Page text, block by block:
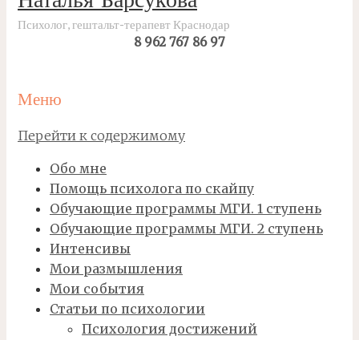
Психолог, гештальт-терапевт Краснодар
8 962 767 86 97
Меню
Перейти к содержимому
Обо мне
Помощь психолога по скайпу
Обучающие программы МГИ. 1 ступень
Обучающие программы МГИ. 2 ступень
Интенсивы
Мои размышления
Мои события
Статьи по психологии
Психология достижений